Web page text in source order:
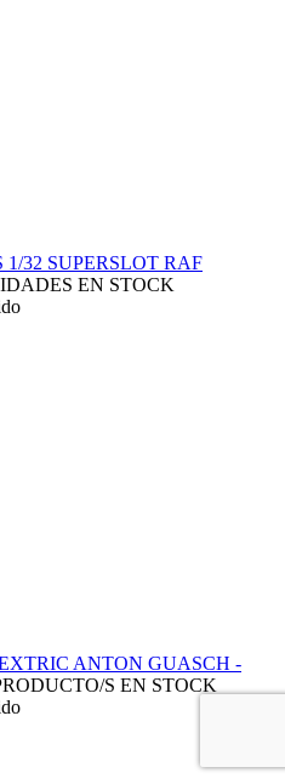
32 SUPERSLOT RAF
EN STOCK
ANTON GUASCH -
S EN STOCK